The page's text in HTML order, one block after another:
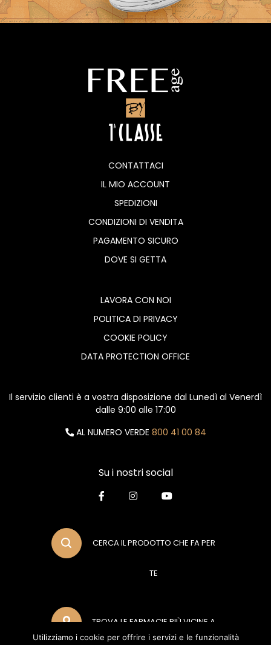
CONTATTACI
IL MIO ACCOUNT
SPEDIZIONI
CONDIZIONI DI VENDITA
PAGAMENTO SICURO
DOVE SI GETTA
LAVORA CON NOI
POLITICA DI PRIVACY
COOKIE POLICY
DATA PROTECTION OFFICE
Il servizio clienti è a vostra disposizione dal Lunedì al Venerdì
dalle 9:00 alle 17:00
AL NUMERO VERDE 800 41 00 84
Su i nostri social
CERCA IL PRODOTTO CHE FA PER
TE
TROVA LE FARMACIE PIÙ VICINE A
Utilizziamo i cookie per offrire i servizi e le funzionalità